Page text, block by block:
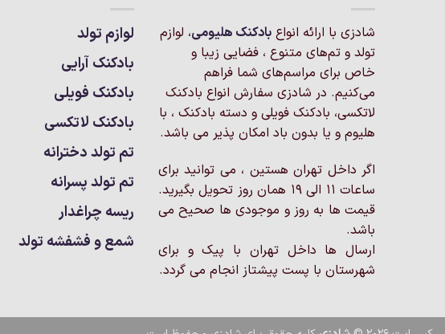
شادزی با ارائه انواع بادکنک‌ هلیومی، لوازم
تولد و تم‌های متنوع ، فضایی زیبا و
خاص برای مراسم‌های شما فراهم
می‌کنیم. در شادزی سفارش انواع بادکنک
لاتکسی، بادکنک فویلی و دسته بادکنک ، با
هلیوم و یا بدون باد امکان پذیر می باشد.
اگر داخل تهران هستین ، می توانید برای
ساعات 11 الی 19 همان روز تحویل بگیرید.
قیمت ها به روز و موجودی ها صحیح می
باشد.
ارسال ها داخل تهران با پیک و برای
شهرستان با پست پیشتاز انجام می گردد.
لوازم تولد
بادکنک آرایی
بادکنک فویلی
بادکنک لاتکسی
تم تولد دخترانه
تم تولد پسرانه
ریسه چراغدار
شمع و فشفشه تولد